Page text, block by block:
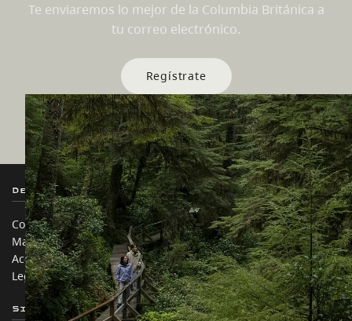
Te enviaremos lo mejor de la Columbia Británica a
tu correo electrónico.
Regístrate
Destination BC
Contáctanos
Mapa del sitio
Acerca de
Legal y Políticas
Nuestros Sitios
Industria de Viajes
Medios
Corporativo
简体中文 – China
Sitios de Socios En este sitio